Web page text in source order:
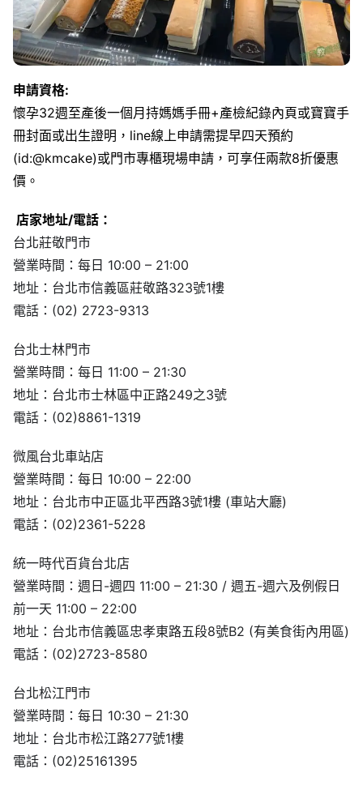
申請資格:
懷孕32週至產後一個月持媽媽手冊+產檢紀錄內頁或寶寶手
冊封面或出生證明，line線上申請需提早四天預約
(id:@kmcake)或門市專櫃現場申請，可享任兩款8折優惠
價。
店家地址/電話：
台北莊敬門市
營業時間：每日 10:00 – 21:00
地址：台北市信義區莊敬路323號1樓
電話：(02) 2723-9313
台北士林門市
營業時間：每日 11:00 – 21:30
地址：台北市士林區中正路249之3號
電話：(02)8861-1319
微風台北車站店
營業時間：每日 10:00 – 22:00
地址：台北市中正區北平西路3號1樓 (車站大廳)
電話：(02)2361-5228
統一時代百貨台北店
營業時間：週日-週四 11:00 – 21:30 / 週五-週六及例假日
前一天 11:00 – 22:00
地址：台北市信義區忠孝東路五段8號B2 (有美食街內用區)
電話：(02)2723-8580
台北松江門市
營業時間：每日 10:30 – 21:30
地址：台北市松江路277號1樓
電話：(02)25161395